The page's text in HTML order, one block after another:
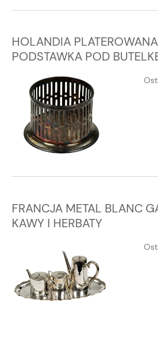
HOLANDIA
PODSTAWKA POD
FRANCJA METAL BLANC
KAWY I HERBATY